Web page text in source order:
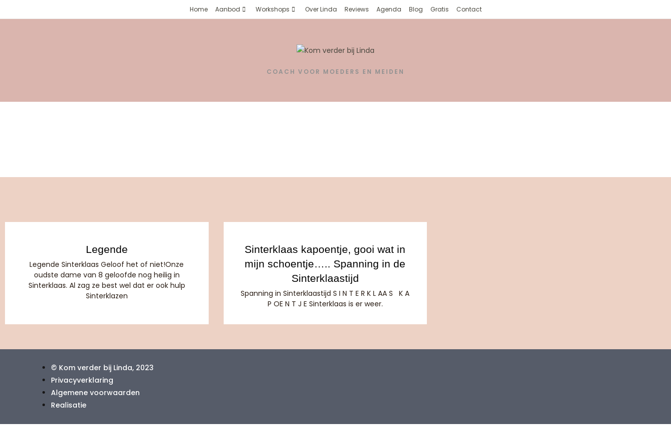
Home Aanbod Workshops Over Linda Reviews Agenda Blog Gratis Contact
COACH VOOR MOEDERS EN MEIDEN
Legende
Legende Sinterklaas Geloof het of niet!Onze
oudste dame van 8 geloofde nog heilig in
Sinterklaas. Al zag ze best wel dat er ook hulp
Sinterklazen
Sinterklaas kapoentje, gooi wat in
mijn schoentje….. Spanning in de
Sinterklaastijd
Spanning in Sinterklaastijd S I N T E R K L AA S K A
P OE N T J E Sinterklaas is er weer.
© Kom verder bij Linda, 2023
Privacyverklaring
Algemene voorwaarden
Realisatie